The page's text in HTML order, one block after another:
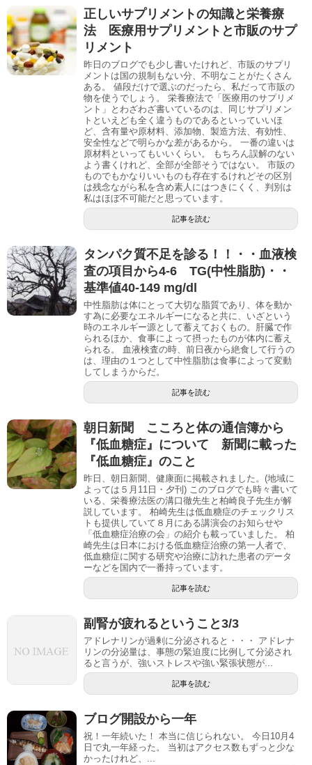
正しいサプリメントの知識と栄養療
法 医療用サプリメントと市販のサプ
リメント
昨日のブログでも少し書いたけれど、市販のサプリ
メントは国の規制もない分、不明なことがたくさん
ある。 値段だけで選ぶのだったら、私だって市販の
物を使うでしょう。 栄養療法で「医療用のサプリメ
ント」とわざわざ書いているのは、同じサプリメン
トといえども全く違うものであるといっていいほ
ど、含有量や原材料、添加物、製造方法、有効性、
安全性などで明らかな差があるから。 一番の違いは
原材料といってもいいくらい。 もちろん誤解のない
よう書くけれど、全部が全部そうではない。 市販の
ものでもかなりいいものも存在するけれどその区別
は残念ながら私を含め素人にはつきにくく、判別は
私はほぼ不可能だと思っています。
記事を読む
タンパク質不足を診る！！・・血液検
査の項目から4-6 TG(中性脂肪)・・
基準値40-149 mg/dl
中性脂肪は体にとって大切な脂質であり、体を動か
す為に必要なエネルギーになると共に、いざという
時のエネルギー源として蓄えておくもの。肝臓で作
られるほか、食事によって摂ったものが体内に蓄え
られる。 血液検査の時、前日夜から絶食して行うの
は、理由の１つとして中性脂肪は食事によって変動
してしまうからだ。
記事を読む
朝日新聞 こころと体の通信簿から
『低血糖症』について 新聞に載った
『低血糖症』のこと
昨日、朝日新聞、健康面に掲載されました。(地域に
よっては５月11日・夕刊) このブログでも時々書いて
いる、栄養療法医の溝口徹先生と柏崎良子先生が解
説しています。 柏崎先生は低血糖症のチェックリス
トも提供していて８月にある講演会のお知らせや
「低血糖症治療の会」の紹介も載っていました。 柏
崎先生は日本における低血糖症治療の第一人者で、
低血糖症に関する研究や治療に訪れた患者のデータ
ーなどを国内で一番持っています。
記事を読む
副腎が疲れるということ3/3
アドレナリンが過剰に分泌されると・・・ アドレナ
リンの分泌量は、事態の緊迫度に比例して分泌され
ると言うが、強いストレスや強い緊張状態が...
記事を読む
ブログ開設から一年
祝！一年続いた！ 本当に信じられない。 今日10月4
日で丸一年経った。 当初はアクセス数もずっと少な
かったけれど、...